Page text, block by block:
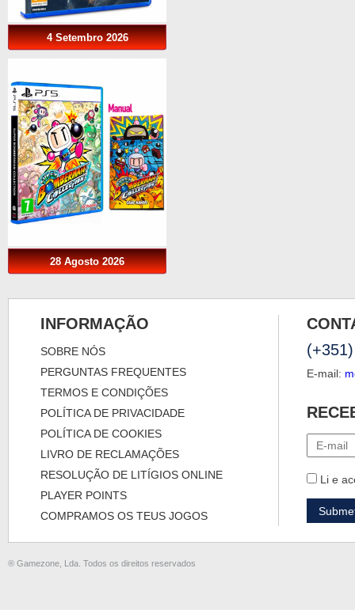
4 Setembro 2026
28 Agosto 2026
INFORMAÇÃO
SOBRE NÓS
PERGUNTAS FREQUENTES
TERMOS E CONDIÇÕES
POLÍTICA DE PRIVACIDADE
POLÍTICA DE COOKIES
LIVRO DE RECLAMAÇÕES
RESOLUÇÃO DE LITÍGIOS ONLINE
PLAYER POINTS
COMPRAMOS OS TEUS JOGOS
E-mail:
Li e
® Gamezone, Lda. Todos os direitos reservados